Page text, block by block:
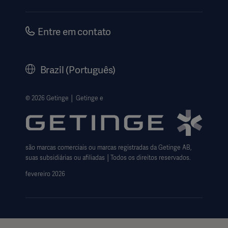
Carreiras
Política de privacidade do site
Website use disclaimer
Cookie Notice
Data Subject Request Form
Entre em contato
Brazil (Português)
© 2026 Getinge │ Getinge e
são marcas comerciais ou marcas registradas da Getinge AB,
suas subsidiárias ou afiliadas │Todos os direitos reservados.
fevereiro 2026